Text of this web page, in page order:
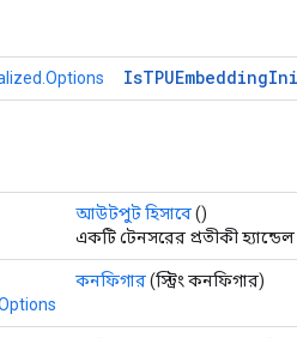
IsTPUEmbedding
আউটপুট হিসাবে()
একটি টেনসরের প্রতীকী হ্যান্ডেল
কনফিগার(স্ট্রিং কনফিগার)